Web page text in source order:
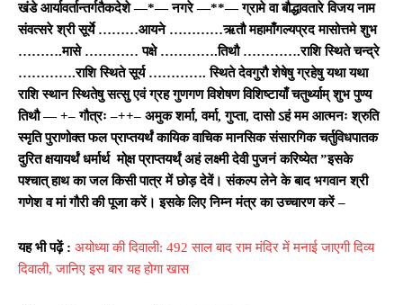
खंडे आर्यावर्तान्तर्गतैकदेशे —*— नगरे —**— ग्रामे वा बौद्धावतारे विजय नाम
संवत्सरे श्री सूर्ये ………आयने …………ऋतौ महामाँगल्यप्रद मासोत्तमे शुभ
……….मासे ………… पक्षे ………….तिथौ ………….राशि स्थिते चन्द्रे
………….राशि स्थिते सूर्य …………. स्थिते देवगुरौ शेषेषु ग्रहेषु यथा यथा
राशि स्थान स्थितेषु सत्सु एवं ग्रह गुणगण विशेषण विशिष्टायाँ चतुर्थ्याम्‌ शुभ पुण्य
तिथौ — +– गौत्रः –++– अमुक शर्मा, वर्मा, गुप्ता, दासो ऽहं मम आत्मनः श्रुति
स्‍मृति पुराणोक्‍त फल प्राप्‍तयर्थं कायिक वाचिक मानसिक संसारगिक चर्तुविधपातक
दुरित क्षयायर्थं धर्मार्थ मो्क्ष प्राप्‍तयर्थ्ं अहं लक्ष्‍मी देवी पुजनं करिष्‍येत”इसके
पश्चात्‌ हाथ का जल किसी पात्र में छोड़ देवें। संकल्प लेने के बाद भगवान श्री
गणेश व मां गौरी की पूजा करें। इसके लिए निम्‍न मंत्र का उच्‍चारण करें –
यह भी पढ़ें : अयोध्या की दिवाली: 492 साल बाद राम मंदिर में मनाई जाएगी दिव्य
दिवाली, जानिए इस बार यह होगा खास